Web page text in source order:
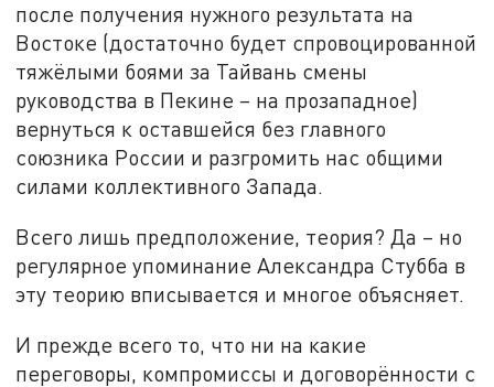
после получения нужного результата на
Востоке (достаточно будет спровоцированной
тяжёлыми боями за Тайвань смены
руководства в Пекине – на прозападное)
вернуться к оставшейся без главного
союзника России и разгромить нас общими
силами коллективного Запада.
Всего лишь предположение, теория? Да – но
регулярное упоминание Александра Стубба в
эту теорию вписывается и многое объясняет.
И прежде всего то, что ни на какие
переговоры, компромиссы и договорённости с